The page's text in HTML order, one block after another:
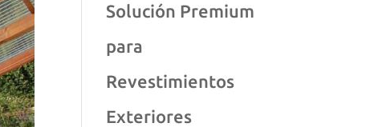
Solución Premium
para
Revestimientos
Exteriores